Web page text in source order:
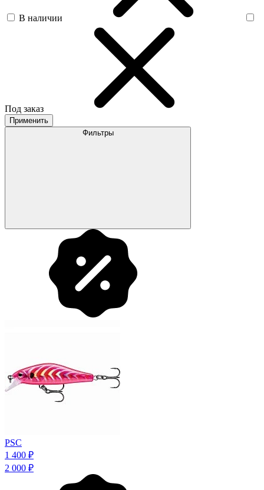
В наличии
Под заказ
Применить
Фильтры
PSC
1 400 ₽
2 000 ₽